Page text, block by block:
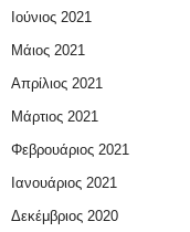
Ιούνιος 2021
Μάιος 2021
Απρίλιος 2021
Μάρτιος 2021
Φεβρουάριος 2021
Ιανουάριος 2021
Δεκέμβριος 2020